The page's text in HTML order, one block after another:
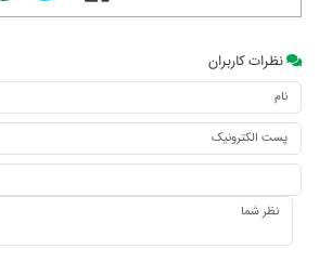
نظرات کاربران